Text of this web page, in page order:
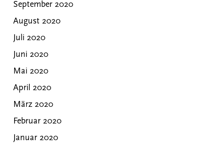
September 2020
August 2020
Juli 2020
Juni 2020
Mai 2020
April 2020
März 2020
Februar 2020
Januar 2020